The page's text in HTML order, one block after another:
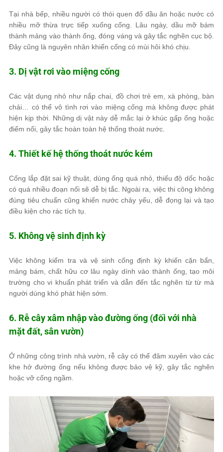
Tại nhà bếp, nhiều người có thói quen đổ dầu ăn hoặc nước có
nhiều mỡ thừa trực tiếp xuống cống. Lâu ngày, dầu mỡ bám
thành mảng vào thành ống, đóng váng và gây tắc nghẽn cục bộ.
Đây cũng là nguyên nhân khiến cống có mùi hôi khó chịu.
3. Dị vật rơi vào miệng cống
Các vật dụng nhỏ như nắp chai, đồ chơi trẻ em, xà phòng, bàn
chải… có thể vô tình rơi vào miệng cống mà không được phát
hiện kịp thời. Những dị vật này dễ mắc lại ở khúc gấp ống hoặc
điểm nối, gây tắc hoàn toàn hệ thống thoát nước.
4. Thiết kế hệ thống thoát nước kém
Cống lắp đặt sai kỹ thuật, dùng ống quá nhỏ, thiếu độ dốc hoặc
có quá nhiều đoạn nối sẽ dễ bị tắc. Ngoài ra, việc thi công không
đúng tiêu chuẩn cũng khiến nước chảy yếu, dễ đọng lại và tạo
điều kiện cho rác tích tụ.
5. Không vệ sinh định kỳ
Việc không kiểm tra và vệ sinh cống định kỳ khiến cặn bẩn,
mảng bám, chất hữu cơ lâu ngày dính vào thành ống, tạo môi
trường cho vi khuẩn phát triển và dẫn đến tắc nghẽn từ từ mà
người dùng khó phát hiện sớm.
6. Rễ cây xâm nhập vào đường ống (đối với nhà
mặt đất, sân vườn)
Ở những công trình nhà vườn, rễ cây có thể đâm xuyên vào các
khe hở đường ống nếu không được bảo vệ kỹ, gây tắc nghẽn
hoặc vỡ cống ngầm.